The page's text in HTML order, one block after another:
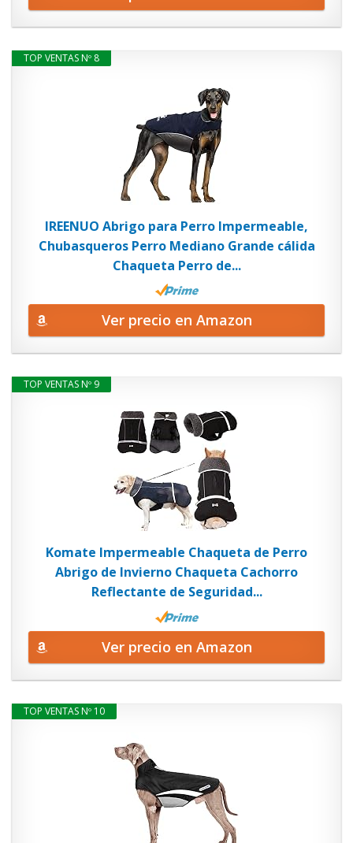
TOP VENTAS Nº 8
IREENUO Abrigo para Perro Impermeable,
Chubasqueros Perro Mediano Grande cálida
Chaqueta Perro de...
Ver precio en Amazon
TOP VENTAS Nº 9
Komate Impermeable Chaqueta de Perro
Abrigo de Invierno Chaqueta Cachorro
Reflectante de Seguridad...
Ver precio en Amazon
TOP VENTAS Nº 10